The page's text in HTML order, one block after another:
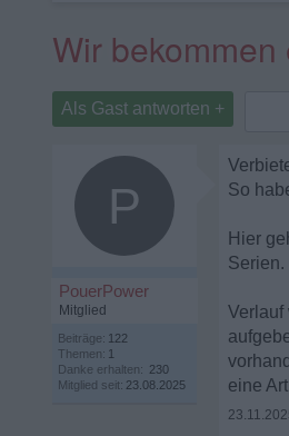
Wir
Als Gast antworten +
P
PouerPower
Mitglied
Beiträge: 122
Themen: 1
Danke erhalten: 230
Mitglied seit: 23.08.2025
So
Hier
Serien.
Verlauf
eine